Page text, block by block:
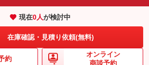
現在0人が検討中
在庫確認・見積り依頼(無料)
約
オンライン
商談予約